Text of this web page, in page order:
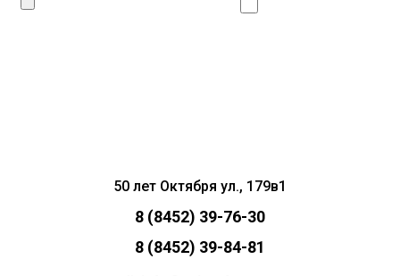
50 лет Октября ул., 179в1
8 (8452) 39-76-30
8 (8452) 39-84-81